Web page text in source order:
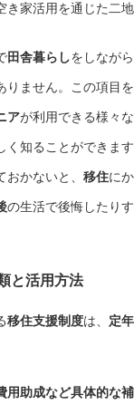
き家活用を通じた二
田舎暮らしをしながら
りません。この項目を
アが利用できる様々な
く知ることができま
かないと、 移住に
の生活で後悔したり
と活用方法
移住支援制度は、 定
用助成など具体的な